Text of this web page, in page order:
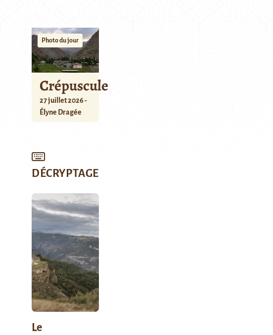
Photo du jour
Crépuscule
27 juillet 2026 -
Élyne Dragée
DÉCRYPTAGE
Le